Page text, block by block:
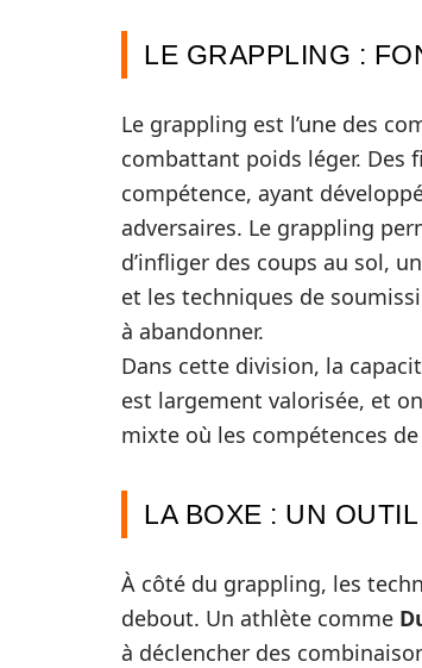
LE GRAPPLING :
Le grappling est l’une des
combattant poids léger. Des
compétence, ayant
adversaires. Le grappling
d’infliger des coups au sol,
et les techniques de
à abandonner.
Dans cette division, la
est largement valorisée, et
mixte où les compétences
LA BOXE : UN
À côté du grappling, les
debout. Un athlète comme
à déclencher des